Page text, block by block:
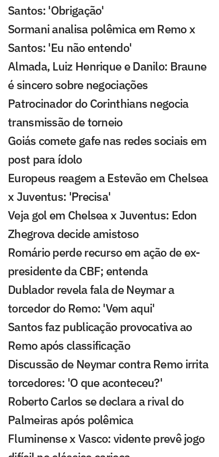
Santos: 'Obrigação'
Sormani analisa polêmica em Remo x
Santos: 'Eu não entendo'
Almada, Luiz Henrique e Danilo: Braune
é sincero sobre negociações
Patrocinador do Corinthians negocia
transmissão de torneio
Goiás comete gafe nas redes sociais em
post para ídolo
Europeus reagem a Estevão em Chelsea
x Juventus: 'Precisa'
Veja gol em Chelsea x Juventus: Edon
Zhegrova decide amistoso
Romário perde recurso em ação de ex-
presidente da CBF; entenda
Dublador revela fala de Neymar a
torcedor do Remo: 'Vem aqui'
Santos faz publicação provocativa ao
Remo após classificação
Discussão de Neymar contra Remo irrita
torcedores: 'O que aconteceu?'
Roberto Carlos se declara a rival do
Palmeiras após polêmica
Fluminense x Vasco: vidente prevê jogo